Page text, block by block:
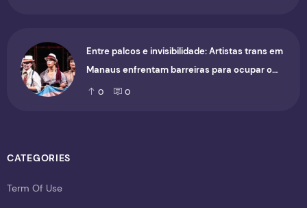
Entre palcos e invisibilidade: Artistas trans em
Manaus enfrentam barreiras para ocupar o
cenário cultural
0 0
CATEGORIES
Term Of Use